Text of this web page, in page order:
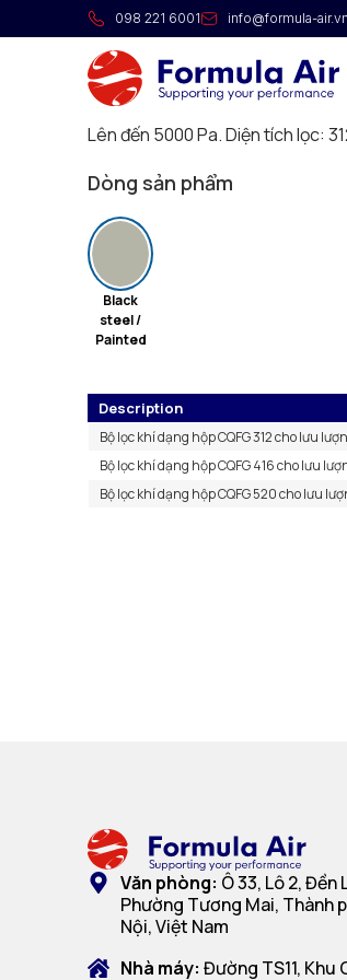
098 221 6001 info@formula-air.vn
Lọc Cartridge
Thiết bị tiết kiệm năng lượng cho
hàn, bụi mài, khói cắt và không
các hỗn hợp bột khác nhau. Lưu
Lên đến 5000 Pa. Diện tích lọc:
Dòng sản phẩm
Black
steel /
Painted
Description
Bộ lọc khí dạng hộp CQFG 312 cho lưu
Bộ lọc khí dạng hộp CQFG 416 cho lưu
Bộ lọc khí dạng hộp CQFG 520 cho lưu
Văn phòng: Ô 33, Lô 2, Đền
Phường Tương Mai, Thành
Nội, Việt Nam
Nhà máy: Đường TS11, Khu